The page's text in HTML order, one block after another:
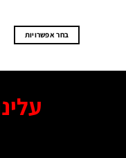
בחר אפשרויות